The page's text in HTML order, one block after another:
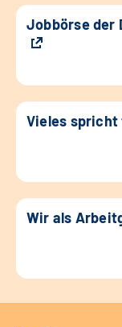
Jobbörse der
Vieles spricht
Wir als